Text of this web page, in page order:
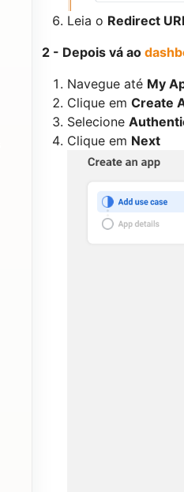
Leia o Redirect
2 - Depois vá ao
Navegue até My
Clique em Create
Selecione
Clique em Next